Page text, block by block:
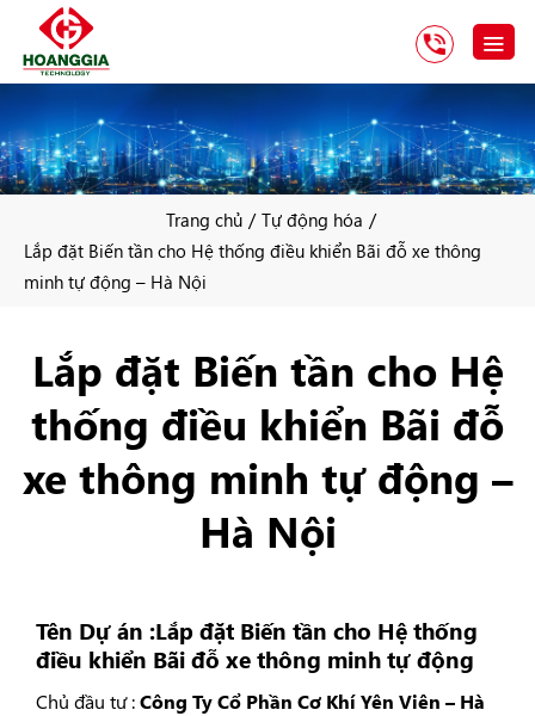
Trang chủ / Tự động hóa /
Lắp đặt Biến tần cho Hệ thống điều khiển Bãi đỗ xe thông
minh tự động – Hà Nội
Lắp đặt Biến tần cho Hệ
thống điều khiển Bãi đỗ
xe thông minh tự động –
Hà Nội
Tên Dự án :Lắp đặt Biến tần cho Hệ thống
điều khiển Bãi đỗ xe thông minh tự động
Chủ đầu tư :Công Ty Cổ Phần Cơ Khí Yên Viên – Hà